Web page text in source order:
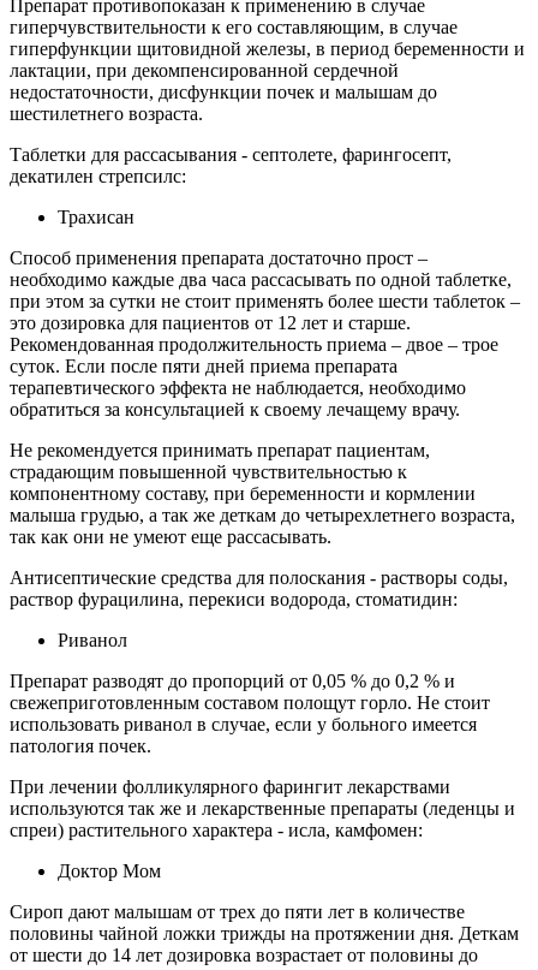
Препарат противопоказан к применению в случае
гиперчувствительности к его составляющим, в случае
гиперфункции щитовидной железы, в период беременности и
лактации, при декомпенсированной сердечной
недостаточности, дисфункции почек и малышам до
шестилетнего возраста.
Таблетки для рассасывания - септолете, фарингосепт,
декатилен стрепсилс:
Трахисан
Способ применения препарата достаточно прост –
необходимо каждые два часа рассасывать по одной таблетке,
при этом за сутки не стоит применять более шести таблеток –
это дозировка для пациентов от 12 лет и старше.
Рекомендованная продолжительность приема – двое – трое
суток. Если после пяти дней приема препарата
терапевтического эффекта не наблюдается, необходимо
обратиться за консультацией к своему лечащему врачу.
Не рекомендуется принимать препарат пациентам,
страдающим повышенной чувствительностью к
компонентному составу, при беременности и кормлении
малыша грудью, а так же деткам до четырехлетнего возраста,
так как они не умеют еще рассасывать.
Антисептические средства для полоскания - растворы соды,
раствор фурацилина, перекиси водорода, стоматидин:
Риванол
Препарат разводят до пропорций от 0,05 % до 0,2 % и
свежеприготовленным составом полощут горло. Не стоит
использовать риванол в случае, если у больного имеется
патология почек.
При лечении фолликулярного фарингит лекарствами
используются так же и лекарственные препараты (леденцы и
спреи) растительного характера - исла, камфомен:
Доктор Мом
Сироп дают малышам от трех до пяти лет в количестве
половины чайной ложки трижды на протяжении дня. Деткам
от шести до 14 лет дозировка возрастает от половины до